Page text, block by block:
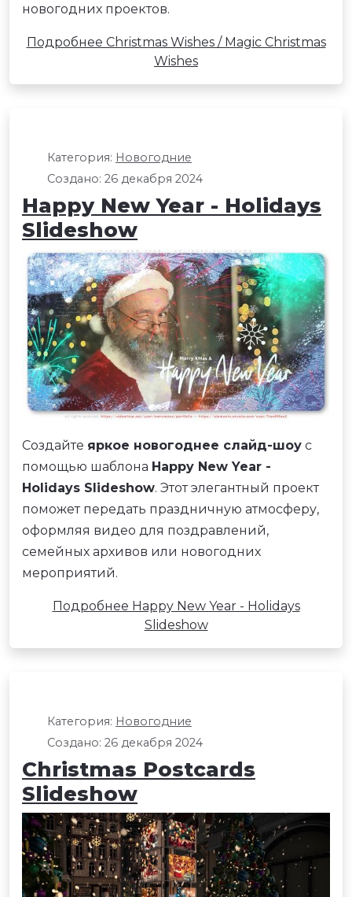
новогодних проектов.
Подробнее Christmas Wishes / Magic Christmas
Wishes
Категория: Новогодние
Создано: 26 декабря 2024
Happy New Year - Holidays
Slideshow
Создайте яркое новогоднее слайд-шоу с
помощью шаблона Happy New Year -
Holidays Slideshow. Этот элегантный проект
поможет передать праздничную атмосферу,
оформляя видео для поздравлений,
семейных архивов или новогодних
мероприятий.
Подробнее Happy New Year - Holidays
Slideshow
Категория: Новогодние
Создано: 26 декабря 2024
Christmas Postcards
Slideshow